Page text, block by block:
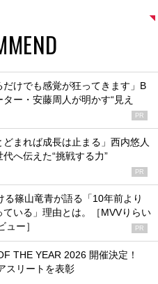
だけでも感覚が狂ってきます」B
ー・安藤周人が明かす“見え
PR
どまれば成長は止まる」西内悠人
へ伝えた“挑戦する力”
PR
る篠山竜青が語る「10年前より
いる」理由とは。［MVVりらい
ュー］
PR
THE YEAR 2026 開催決定！
スリートを表彰